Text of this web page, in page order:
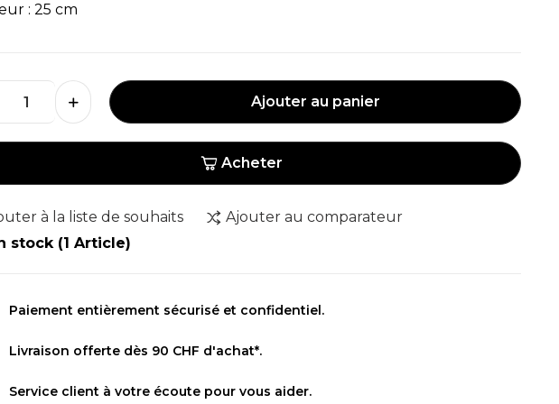
: 25 cm
Ajouter au panier
Acheter
à la liste de souhaits Ajouter au comparateur
stock (1 Article)
Paiement entièrement sécurisé et confidentiel.
Livraison offerte dès 90 CHF d'achat*.
Service client à votre écoute pour vous aider.